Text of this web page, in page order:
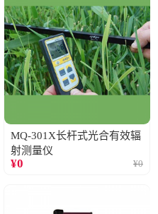
MQ-301X长杆式光合有效辐
射测量仪
¥0 ¥0